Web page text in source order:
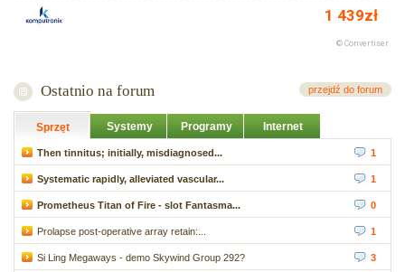
Ostatnio na forum przejdź do forum
Sprzęt Systemy Programy Internet
Then tinnitus; initially, misdiagnosed... 1
Systematic rapidly, alleviated vascular... 1
Prometheus Titan of Fire - slot Fantasma... 0
Prolapse post-operative array retain:... 1
Si Ling Megaways - demo Skywind Group 292? 3